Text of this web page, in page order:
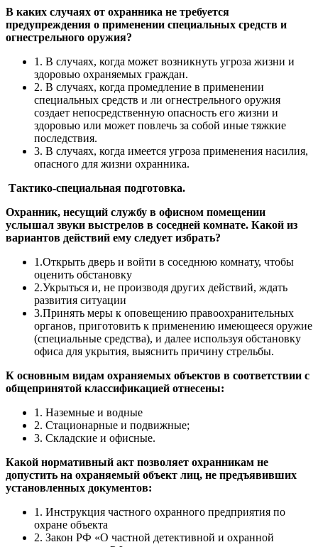
В каких случаях от охранника не требуется
предупреждения о применении специальных средств и
огнестрельного оружия?
1. В случаях, когда может возникнуть угроза жизни и
здоровью охраняемых граждан.
2. В случаях, когда промедление в применении
специальных средств и ли огнестрельного оружия
создает непосредственную опасность его жизни и
здоровью или может повлечь за собой иные тяжкие
последствия.
3. В случаях, когда имеется угроза применения насилия,
опасного для жизни охранника.
Тактико-специальная подготовка.
Охранник, несущий службу в офисном помещении
услышал звуки выстрелов в соседней комнате. Какой из
вариантов действий ему следует избрать?
1.Открыть дверь и войти в соседнюю комнату, чтобы
оценить обстановку
2.Укрыться и, не производя других действий, ждать
развития ситуации
3.Принять меры к оповещению правоохранительных
органов, приготовить к применению имеющееся оружие
(специальные средства), и далее используя обстановку
офиса для укрытия, выяснить причину стрельбы.
К основным видам охраняемых объектов в соответствии с
общепринятой классификацией отнесены:
1. Наземные и водные
2. Стационарные и подвижные;
3. Складские и офисные.
Какой нормативный акт позволяет охранникам не
допустить на охраняемый объект лиц, не предъявивших
установленных документов:
1. Инструкция частного охранного предприятия по
охране объекта
2. Закон РФ «О частной детективной и охранной